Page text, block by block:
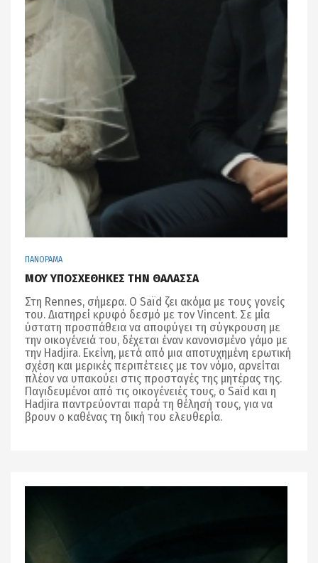
ΠΑΝΟΡΑΜΑ
ΜΟΥ ΥΠΟΣΧΕΘΗΚΕΣ ΤΗΝ ΘΑΛΑΣΣΑ
Στη Rennes, σήμερα. Ο Saïd ζει ακόμα με τους γονείς
του. Διατηρεί κρυφό δεσμό με τον Vincent. Σε μία
ύστατη προσπάθεια να αποφύγει τη σύγκρουση με
την οικογένειά του, δέχεται έναν κανονισμένο γάμο με
την Hadjira. Εκείνη, μετά από μια αποτυχημένη ερωτική
σχέση και μερικές περιπέτειες με τον νόμο, αρνείται
πλέον να υπακούει στις προσταγές της μητέρας της.
Παγιδευμένοι από τις οικογένειές τους, ο Saïd και η
Hadjira παντρεύονται παρά τη θέλησή τους, για να
βρουν ο καθένας τη δική του ελευθερία.